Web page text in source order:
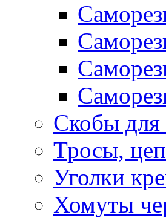
Скобы для
Тросы,
Уголки
Хомуты